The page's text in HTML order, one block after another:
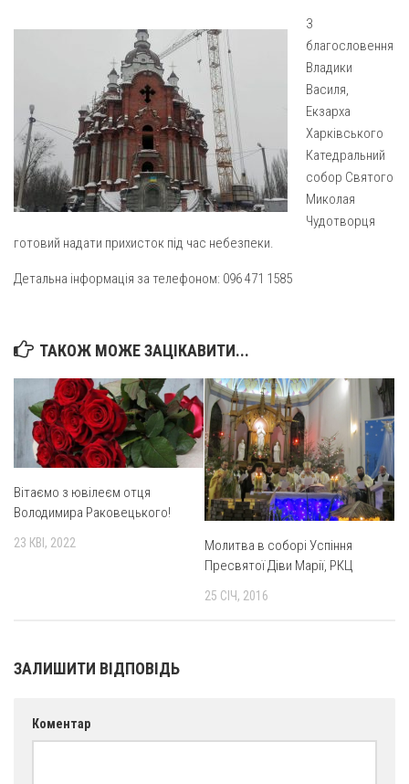
Покрови Пресвятої Богородиці (с. Вільча)
Преображенська парафія (м. Лозова)
Парафія Благовіщення Пресвятої Богородиці (смт
Золочів)
Парафія Різдва Пресвятої Богородиці м. Берестин
(Красноград)
Парохії Полтавської області
Свято-Юріївська парафія (м. Полтава)
Благовіщення Пресвятої Богородиці (с. Шевченки)
Введення у храм Пресвятої Богородиці (с. Дашківка)
Вознесіння ГНІХ (с. Витівка)
Вознесіння Господнього (м. Кобеляки)
Пророка Іллі (смт. Білики)
Різдва Пресвятої Богородиці (с. Вільховатка)
Св. Миколая (с. Деменки)
Успіння Пресвятої Богородиці (м. Кременчук)
Монастирі
Надруковані числа
Галерея
Рух pro-life
З
благословення
Владики
Василя,
Екзарха
Харківського
Катедральний
собор Святого
Миколая
Чудотворця
готовий надати прихисток під час небезпеки.
Детальна інформація за телефоном: 096 471 1585
ТАКОЖ МОЖЕ ЗАЦІКАВИТИ...
Вітаємо з ювілеєм отця
Володимира Раковецького!
23 КВІ, 2022
Молитва в соборі Успіння
Пресвятої Діви Марії, РКЦ
25 СІЧ, 2016
ЗАЛИШИТИ ВІДПОВІДЬ
Коментар